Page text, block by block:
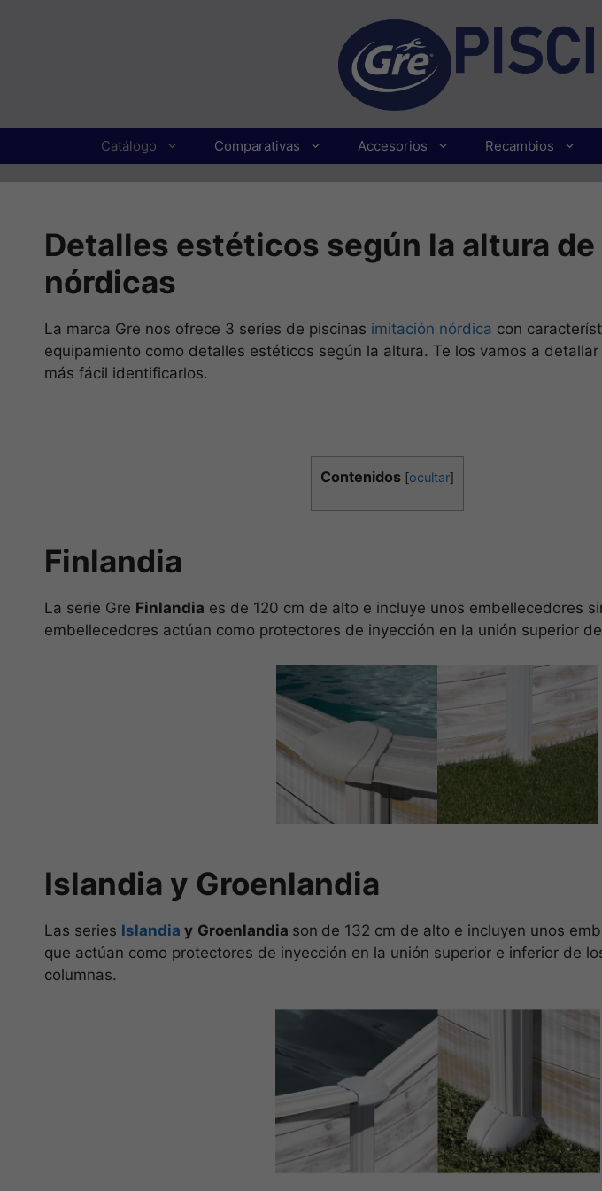
Catálogo Comparativas Accesorios Recambios
Detalles estéticos según la altura
nórdicas
La marca Gre nos ofrece 3 series de piscinas imitación nórdica con
equipamiento como detalles estéticos según la altura. Te los vamos a
más fácil identificarlos.
Contenidos [ocultar]
Finlandia
La serie Gre Finlandia es de 120 cm de alto e incluye unos embellecedores
embellecedores actúan como protectores de inyección en la unión superior
Islandia y Groenlandia
Las series Islandia y Groenlandia son de 132 cm de alto e incluyen unos
que actúan como protectores de inyección en la unión superior e inferior de
columnas.